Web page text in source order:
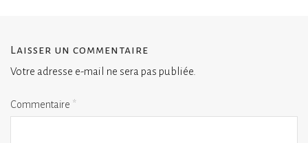
Laisser un commentaire
Votre adresse e-mail ne sera pas publiée.
Commentaire *